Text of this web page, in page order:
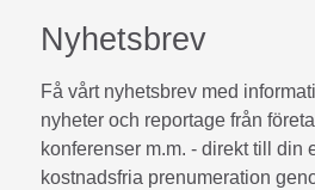
Nyhetsbrev
Få vårt nyhetsbrev med
nyheter och reportage från
konferenser m.m. - direkt till din
kostnadsfria prenumeration